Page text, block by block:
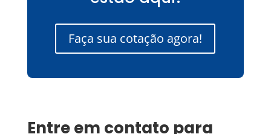
Faça sua cotação agora!
Entre em contato para